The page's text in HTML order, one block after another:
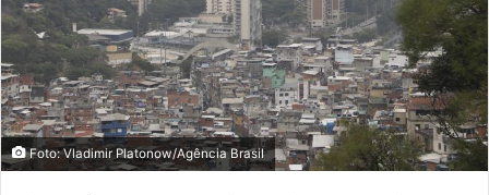
Foto: Vladimir Platonow/Agência Brasil